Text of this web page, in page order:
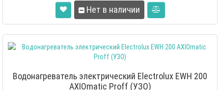
Нет в наличии
Водонагреватель электрический Electrolux EWH 200
AXIOmatic Proff (УЗО)